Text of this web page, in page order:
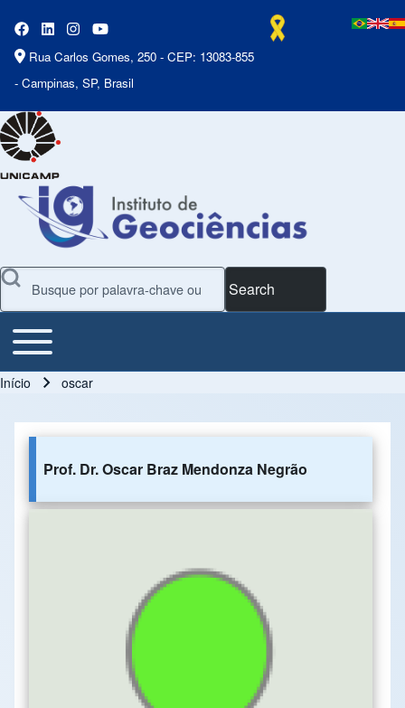
Rua Carlos Gomes, 250 - CEP: 13083-855
- Campinas, SP, Brasil
Search
Main Menu
Toggle main menu
Início oscar
Prof. Dr. Oscar Braz Mendonza Negrão